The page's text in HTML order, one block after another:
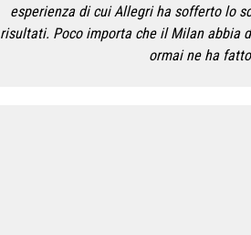
esperienza di cui Allegri ha sofferto lo
risultati. Poco importa che il Milan abbia
ormai ne ha